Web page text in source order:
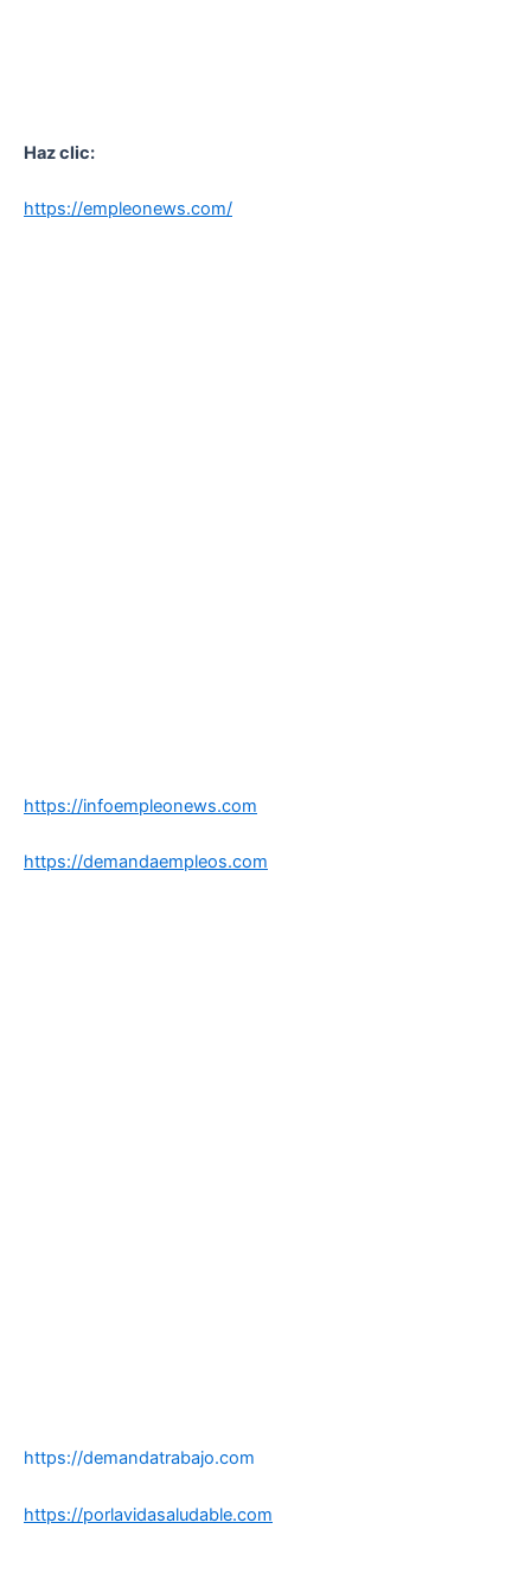
Haz clic:
https://empleonews.com/
https://infoempleonews.com
https://demandaempleos.com
https://demandatrabajo.com
https://porlavidasaludable.com